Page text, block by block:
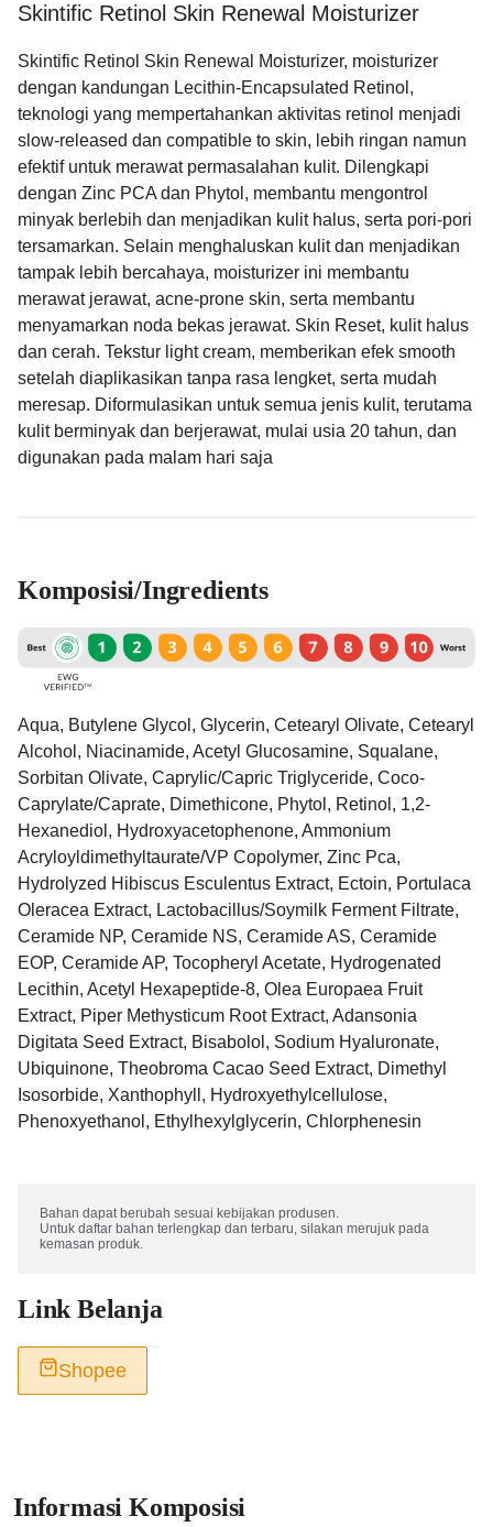
Skintific Retinol Skin Renewal Moisturizer
Skintific Retinol Skin Renewal Moisturizer, moisturizer
dengan kandungan Lecithin-Encapsulated Retinol,
teknologi yang mempertahankan aktivitas retinol menjadi
slow-released dan compatible to skin, lebih ringan namun
efektif untuk merawat permasalahan kulit. Dilengkapi
dengan Zinc PCA dan Phytol, membantu mengontrol
minyak berlebih dan menjadikan kulit halus, serta pori-pori
tersamarkan. Selain menghaluskan kulit dan menjadikan
tampak lebih bercahaya, moisturizer ini membantu
merawat jerawat, acne-prone skin, serta membantu
menyamarkan noda bekas jerawat. Skin Reset, kulit halus
dan cerah. Tekstur light cream, memberikan efek smooth
setelah diaplikasikan tanpa rasa lengket, serta mudah
meresap. Diformulasikan untuk semua jenis kulit, terutama
kulit berminyak dan berjerawat, mulai usia 20 tahun, dan
digunakan pada malam hari saja
Komposisi/Ingredients
Aqua, Butylene Glycol, Glycerin, Cetearyl Olivate, Cetearyl
Alcohol, Niacinamide, Acetyl Glucosamine, Squalane,
Sorbitan Olivate, Caprylic/​Capric Triglyceride, Coco-
Caprylate/​Caprate, Dimethicone, Phytol, Retinol, 1,2-
Hexanediol, Hydroxyacetophenone, Ammonium
Acryloyldimethyltaurate/​VP Copolymer, Zinc Pca,
Hydrolyzed Hibiscus Esculentus Extract, Ectoin, Portulaca
Oleracea Extract, Lactobacillus/​Soymilk Ferment Filtrate,
Ceramide NP, Ceramide NS, Ceramide AS, Ceramide
EOP, Ceramide AP, Tocopheryl Acetate, Hydrogenated
Lecithin, Acetyl Hexapeptide-8, Olea Europaea Fruit
Extract, Piper Methysticum Root Extract, Adansonia
Digitata Seed Extract, Bisabolol, Sodium Hyaluronate,
Ubiquinone, Theobroma Cacao Seed Extract, Dimethyl
Isosorbide, Xanthophyll, Hydroxyethylcellulose,
Phenoxyethanol, Ethylhexylglycerin, Chlorphenesin
Bahan dapat berubah sesuai kebijakan produsen.
Untuk daftar bahan terlengkap dan terbaru, silakan merujuk pada
kemasan produk.
Link Belanja
Shopee
Informasi Komposisi